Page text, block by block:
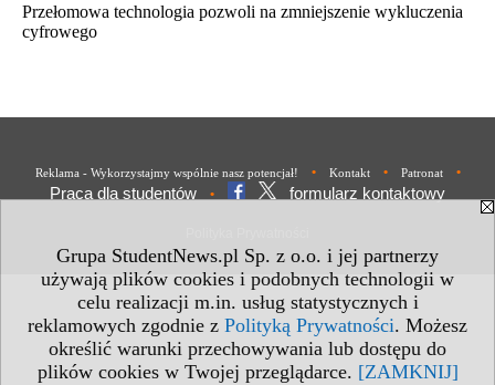
Grupa StudentNews.pl Sp. z o.o. i jej partnerzy
używają plików cookies i podobnych technologii w
celu realizacji m.in. usług statystycznych i
reklamowych zgodnie z Polityką Prywatności. Możesz
określić warunki przechowywania lub dostępu do
plików cookies w Twojej przeglądarce. [ZAMKNIJ]
Przełomowa technologia pozwoli na zmniejszenie wykluczenia
cyfrowego
Reklama - Wykorzystajmy wspólnie nasz potencjał! • Kontakt • Patronat •
Praca dla studentów • formularz kontaktowy